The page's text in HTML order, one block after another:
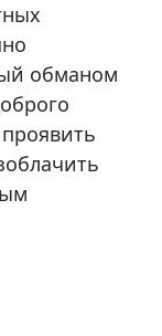
обманом